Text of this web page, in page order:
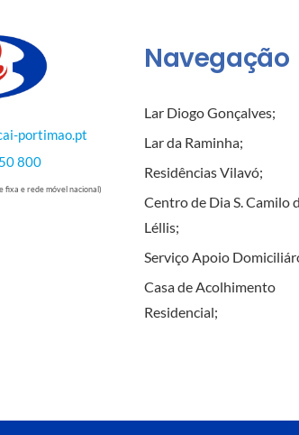
portimao.pt
800
fixa e rede móvel nacional)
Navegação
Lar Diogo Gonçalves;
Lar da Raminha;
Residências Vilavó;
Centro de Dia S. Camilo
Léllis;
Serviço Apoio
Casa de Acolhimento
Residencial;